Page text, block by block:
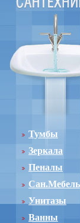
Тумбы
Зеркала
Пеналы
Сан.Мебель
Унитазы
Ванны